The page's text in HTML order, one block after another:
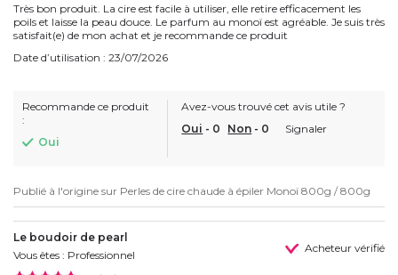
Très bon produit. La cire est facile à utiliser, elle retire efficacement les
poils et laisse la peau douce. Le parfum au monoï est agréable. Je suis très
satisfait(e) de mon achat et je recommande ce produit
Date d’utilisation : 23/07/2026
Recommande ce produit
:
Oui
Avez-vous trouvé cet avis utile ?
Oui - 0 Non - 0 Signaler
Publié à l'origine sur Perles de cire chaude à épiler Monoï 800g / 800g
Le boudoir de pearl
Vous êtes : Professionnel
Acheteur vérifié